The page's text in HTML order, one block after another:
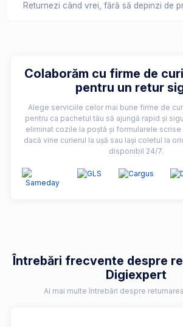
Returnezi când vrei, fără să depinzi de
Colaborăm cu firme de
pentru un retur
Alege serviciile celor mai bune firme de
pentru ca pachetul tău să ajungă rapid și
eliminat cozile la poștă și formularele
dacă vine curierul la ușă sau lași coletul la
disponibil 24/7.
Întrebări frecvente despre
Digiexpert
Ai mai multe întrebări despre